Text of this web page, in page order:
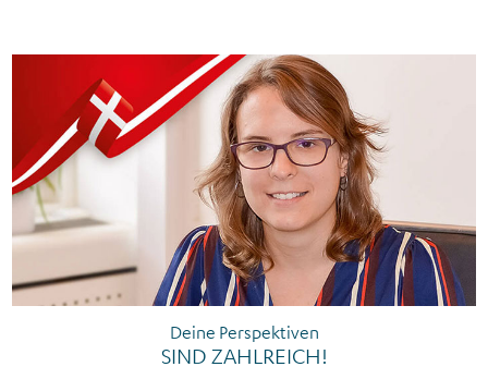
Deine Perspektiven
SIND ZAHLREICH!